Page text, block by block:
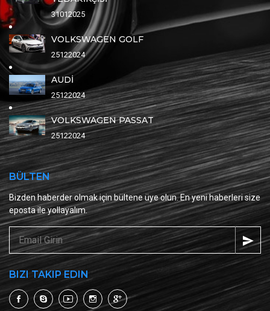
31012025
VOLKSWAGEN GOLF
25122024
AUDİ
25122024
VOLKSWAGEN PASSAT
25122024
BÜLTEN
Bizden haberder olmak için bültene üye olun. En yeni haberleri size
eposta ile yollayalım.
BIZI TAKIP EDIN